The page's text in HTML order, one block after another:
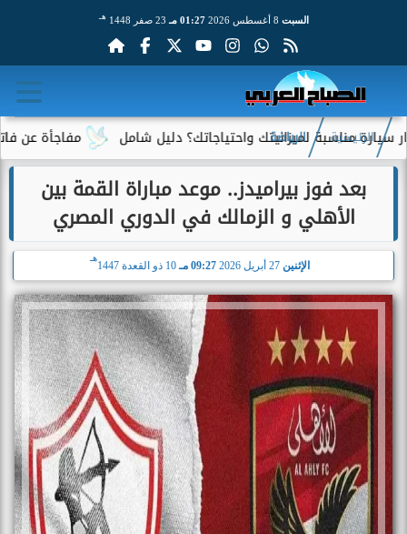
السبت 01:27 مـ 23 صفر 1448 هـ
مفاجأة عن فاتورة لميزانيتك واحتياجاتك؟ دليل شامل
الرئيسية الرياضة
بعد فوز بيراميدز.. موعد مباراة القمة بين
الأهلي و الزمالك في الدوري المصري
الإثنين 09:27 مـ 10 ذو القعدة 1447
هـ